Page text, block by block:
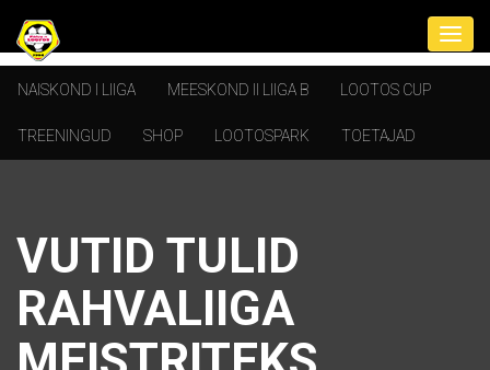
NAISKOND I LIIGA MEESKOND II LIIGA B LOOTOS CUP
TREENINGUD SHOP LOOTOSPARK TOETAJAD
VUTID TULID
RAHVALIIGA